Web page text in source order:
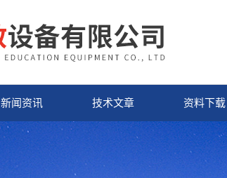
新闻资讯 技术文章 资料下载